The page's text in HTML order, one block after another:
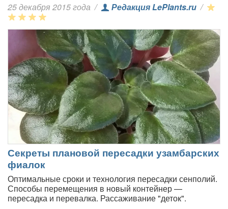
25 декабря 2015 года / Редакция LePlants.ru /
Секреты плановой пересадки узамбарских
фиалок
Оптимальные сроки и технология пересадки сенполий.
Способы перемещения в новый контейнер —
пересадка и перевалка. Рассаживание "деток".